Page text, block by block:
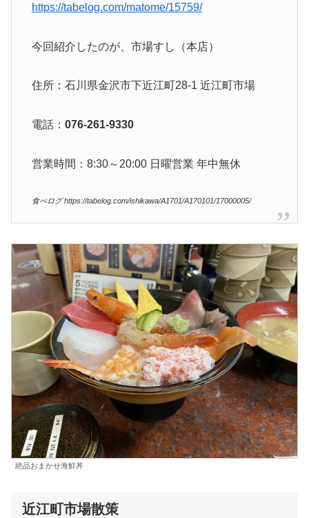
https://tabelog.com/matome/15759/
今回紹介したのが、市場すし（本店）
住所：石川県金沢市下近江町28-1 近江町市場
電話： 076-261-9330
営業時間：8:30～20:00 日曜営業 年中無休
食べログ https://tabelog.com/ishikawa/A1701/A170101/17000005/
絶品おまかせ海鮮丼
近江町市場散策